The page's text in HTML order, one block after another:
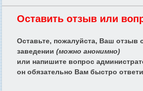
Оставить отзыв или
Оставьте, пожалуйста, Ваш отзыв
заведении (можно анонимно)
или напишите вопрос
он обязательно Вам быстро